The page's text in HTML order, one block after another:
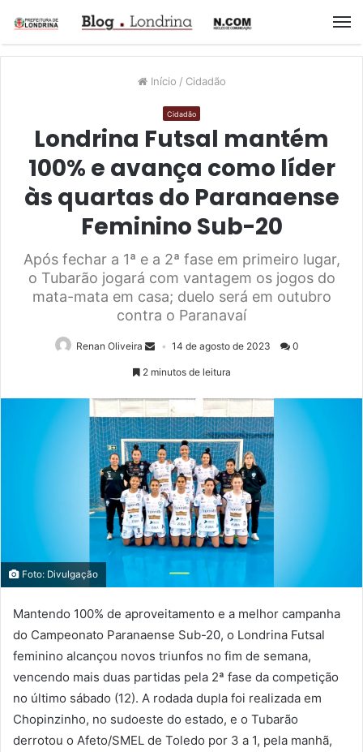
Início / Cidadão
Cidadão
Londrina Futsal mantém
100% e avança como líder
às quartas do Paranaense
Feminino Sub-20
Após fechar a 1ª e a 2ª fase em primeiro lugar,
o Tubarão jogará com vantagem os jogos do
mata-mata em casa; duelo será em outubro
contra o Paranavaí
Renan Oliveira 14 de agosto de 2023 0
2 minutos de leitura
Foto: Divulgação
Mantendo 100% de aproveitamento e a melhor campanha
do Campeonato Paranaense Sub-20, o Londrina Futsal
feminino alcançou novos triunfos no fim de semana,
vencendo mais duas partidas pela 2ª fase da competição
no último sábado (12). A rodada dupla foi realizada em
Chopinzinho, no sudoeste do estado, e o Tubarão
derrotou o Afeto/SMEL de Toledo por 3 a 1, pela manhã,